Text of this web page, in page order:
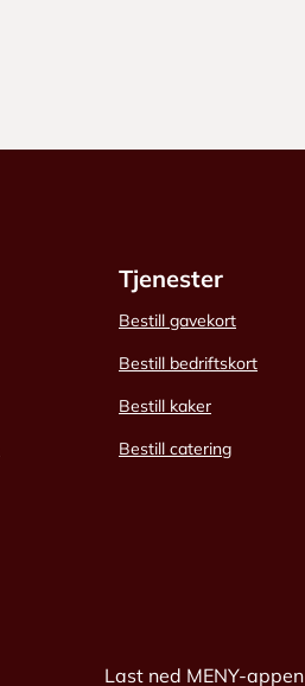
Tjenester
Bestill gavekort
Bestill bedriftskort
Bestill kaker
Bestill catering
Last ned MENY-appen